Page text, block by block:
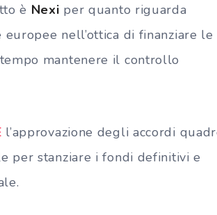
è Nexi per quanto riguarda
europee nell’ottica di finanziare le
mantenere il controllo
l’approvazione degli accordi
per stanziare i fondi definitivi e